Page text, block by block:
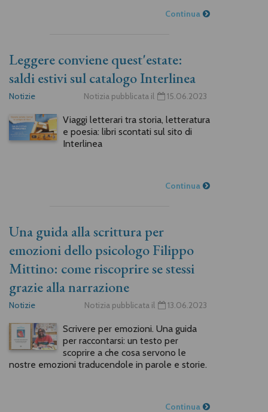
Continua
Leggere conviene quest'estate:
saldi estivi sul catalogo Interlinea
Notizie Notizia pubblicata il 15.06.2023
Viaggi letterari tra storia, letteratura
e poesia: libri scontati sul sito di
Interlinea
Continua
Una guida alla scrittura per
emozioni dello psicologo Filippo
Mittino: come riscoprire se stessi
grazie alla narrazione
Notizie Notizia pubblicata il 13.06.2023
Scrivere per emozioni. Una guida
per raccontarsi: un testo per
scoprire a che cosa servono le
nostre emozioni traducendole in parole e storie.
Continua